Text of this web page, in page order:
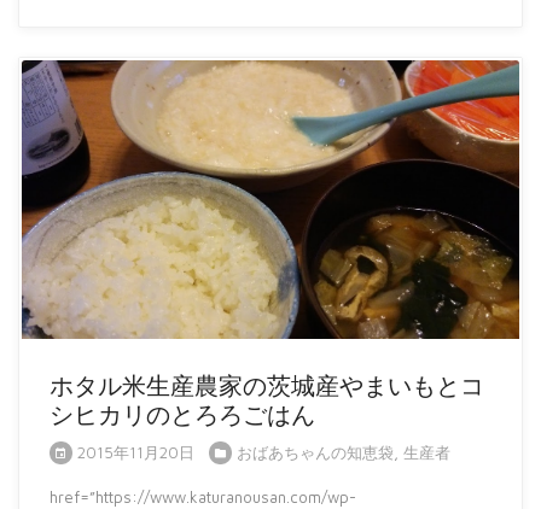
ホタル米生産農家の茨城産やまいもとコ
シヒカリのとろろごはん
2015年11月20日 おばあちゃんの知恵袋, 生産者
href=”https://www.katuranousan.com/wp-